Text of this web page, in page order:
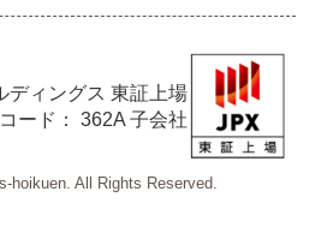
ディングス 東証上場
ード： 362A 子会社
hoikuen. All Rights Reserved.